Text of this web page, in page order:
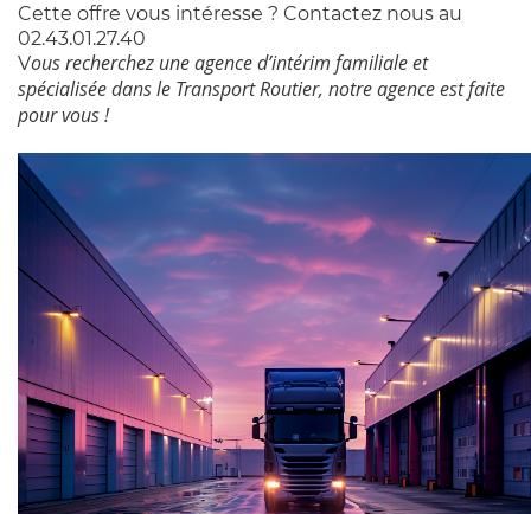
Cette offre vous intéresse ? Contactez nous au
02.43.01.27.40
Vous recherchez une agence d’intérim familiale et
spécialisée dans le Transport Routier, notre agence est faite
pour vous !